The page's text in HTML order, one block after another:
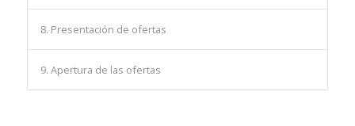
8. Presentación de ofertas
9. Apertura de las ofertas